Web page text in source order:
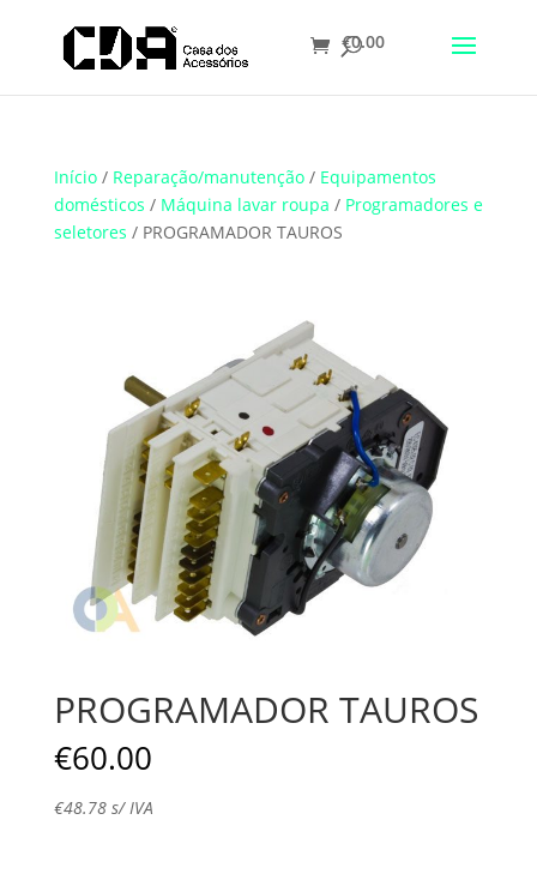
Translate
€0.00
Início/ Reparação/manutenção/ Equipamentos
domésticos / Máquina lavar roupa / Programadores e
seletores / PROGRAMADOR TAUROS
PROGRAMADOR TAUROS
€60.00
€48.78s/ IVA